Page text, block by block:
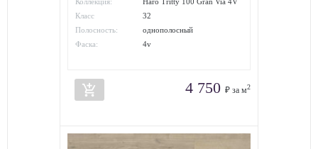
Класс
износостойкости:
32
Полосность:
однополосный
Фаска:
4v
add_shopping_cart 4 750 ₽ за м2